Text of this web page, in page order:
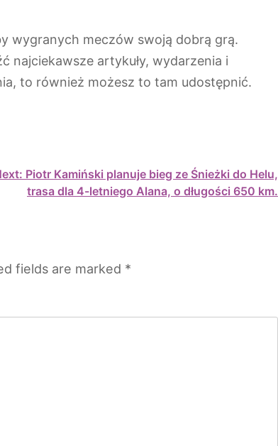
wygranych meczów swoją dobrą grą.
najciekawsze artykuły, wydarzenia i
to również możesz to tam udostępnić.
Piotr Kamiński planuje bieg ze Śnieżki do Helu,
trasa dla 4-letniego Alana, o długości 650 km.
fields are marked *